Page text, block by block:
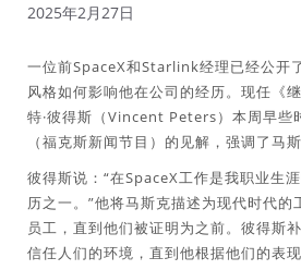
2025年2月27日
一位前SpaceX和Starlink经理已经公开
风格如何影响他在公司的经历。现任《
特·彼得斯（Vincent Peters）本周早些
（福克斯新闻节目）的见解，强调了马
彼得斯说：“在SpaceX工作是我职业生
历之一。”他将马斯克描述为现代时代的
员工，直到他们被证明为之前。彼得斯
信任人们的环境，直到他根据他们的表